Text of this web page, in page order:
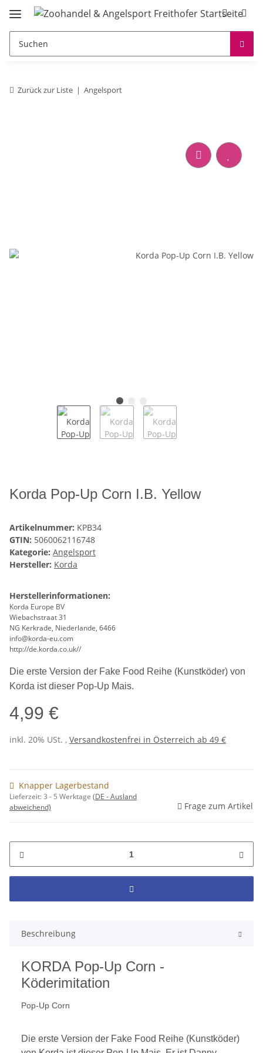
Zurück zur Liste Angelsport
Korda Pop-Up Corn I.B. Yellow
Artikelnummer: KPB34
GTIN: 5060062116748
Kategorie: Angelsport
Hersteller: Korda
Herstellerinformationen:
Korda Europe BV
Wiebachstraat 31
NG Kerkrade, Niederlande, 6466
info@korda-eu.com
http://de.korda.co.uk//
Die erste Version der Fake Food Reihe (Kunstköder) von
Korda ist dieser Pop-Up Mais.
4,99 €
inkl. 20% USt. , Versandkostenfrei in Österreich ab 49 €
Knapper Lagerbestand
Lieferzeit:3 - 5 Werktage (DE - Ausland
abweichend)
Frage zum Artikel
Beschreibung
KORDA Pop-Up Corn -
Köderimitation
Pop-Up Corn
Die erste Version der Fake Food Reihe (Kunstköder)